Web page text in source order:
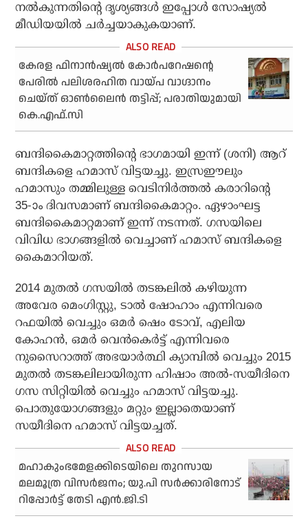
നല്‍കുന്നതിന്റെ ദൃശ്യങ്ങള്‍ ഇപ്പോള്‍ സോഷ്യല്‍
മീഡിയയില്‍ ചര്‍ച്ചയാകുകയാണ്.
കേരള ഫിനാന്‍ഷ്യല്‍ കോര്‍പറേഷന്റെ
പേരില്‍ പലിശരഹിത വായ്പ വാഗ്ദാനം
ചെയ്ത് ഓണ്‍ലൈന്‍ തട്ടിപ്പ്; പരാതിയുമായി
കെ.എഫ്.സി
ബന്ദികൈമാറ്റത്തിന്റെ ഭാഗമായി ഇന്ന് (ശനി) ആറ്
ബന്ദികളെ ഹമാസ് വിട്ടയച്ചു. ഇസ്രഈലും
ഹമാസും തമ്മിലുള്ള വെടിനിര്‍ത്തല്‍ കരാറിന്റെ
35-ാം ദിവസമാണ് ബന്ദികൈമാറ്റം. ഏഴാംഘട്ട
ബന്ദികൈമാറ്റമാണ് ഇന്ന് നടന്നത്. ഗസയിലെ
വിവിധ ഭാഗങ്ങളില്‍ വെച്ചാണ് ഹമാസ് ബന്ദികളെ
കൈമാറിയത്.
2014 മുതല്‍ ഗസയില്‍ തടങ്കലില്‍ കഴിയുന്ന
അവേര മെംഗിസ്റ്റു, ടാല്‍ ഷോഹാം എന്നിവരെ
റഫയില്‍ വെച്ചും ഒമര്‍ ഷെം ടോവ്, എലിയ
കോഹന്‍, ഒമര്‍ വെന്‍കെര്‍ട്ട് എന്നിവരെ
നുസൈറാത്ത് അഭയാര്‍ത്ഥി ക്യാമ്പില്‍ വെച്ചും 2015
മുതല്‍ തടങ്കലിലായിരുന്ന ഹിഷാം അല്‍-സയീദിനെ
ഗസ സിറ്റിയില്‍ വെച്ചും ഹമാസ് വിട്ടയച്ചു.
പൊതുയോഗങ്ങളും മറ്റും ഇല്ലാതെയാണ്
സയീദിനെ ഹമാസ് വിട്ടയച്ചത്.
മഹാകുംഭമേളക്കിടെയിലെ തുറസായ
മലമൂത്ര വിസര്‍ജനം; യു.പി സര്‍ക്കാരിനോട്
റിപ്പോര്‍ട്ട് തേടി എന്‍.ജി.ടി